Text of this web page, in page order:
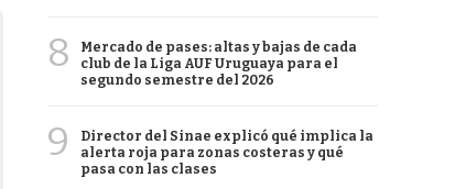
8
Mercado de pases: altas y bajas de cada
club de la Liga AUF Uruguaya para el
segundo semestre del 2026
9
Director del Sinae explicó qué implica la
alerta roja para zonas costeras y qué
pasa con las clases